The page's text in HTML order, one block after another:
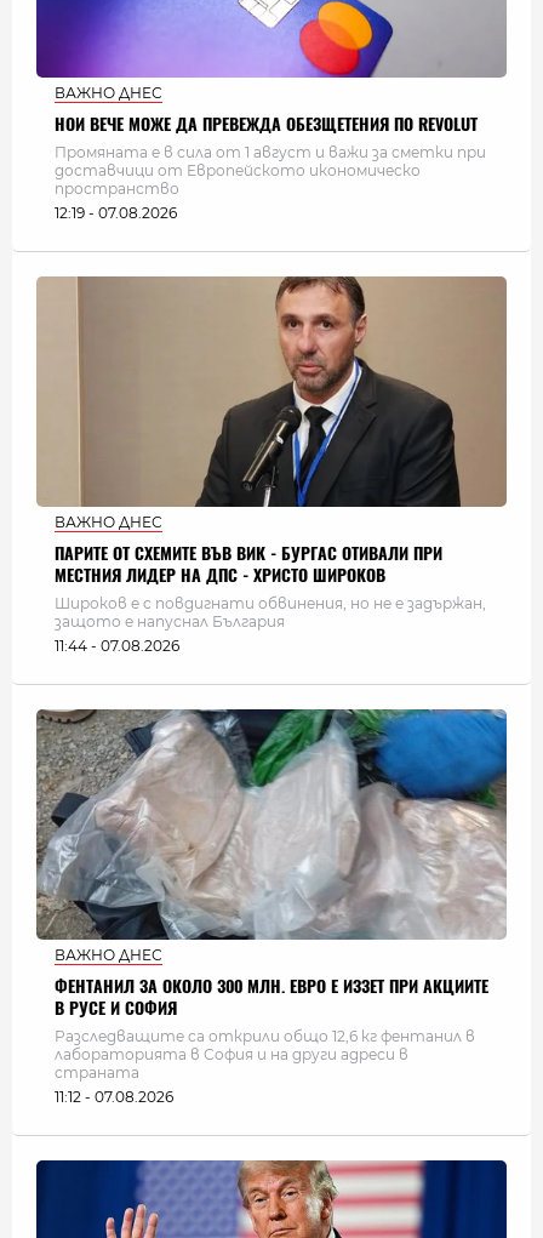
ВАЖНО ДНЕС
НОИ ВЕЧЕ МОЖЕ ДА ПРЕВЕЖДА ОБЕЗЩЕТЕНИЯ ПО REVOLUT
Промяната е в сила от 1 август и важи за сметки при
доставчици от Европейското икономическо
пространство
12:19 - 07.08.2026
ВАЖНО ДНЕС
ПАРИТЕ ОТ СХЕМИТЕ ВЪВ ВИК - БУРГАС ОТИВАЛИ ПРИ
МЕСТНИЯ ЛИДЕР НА ДПС - ХРИСТО ШИРОКОВ
Широков е с повдигнати обвинения, но не е задържан,
защото е напуснал България
11:44 - 07.08.2026
ВАЖНО ДНЕС
ФЕНТАНИЛ ЗА ОКОЛО 300 МЛН. ЕВРО Е ИЗЗЕТ ПРИ АКЦИИТЕ
В РУСЕ И СОФИЯ
Разследващите са открили общо 12,6 кг фентанил в
лабораторията в София и на други адреси в
страната
11:12 - 07.08.2026